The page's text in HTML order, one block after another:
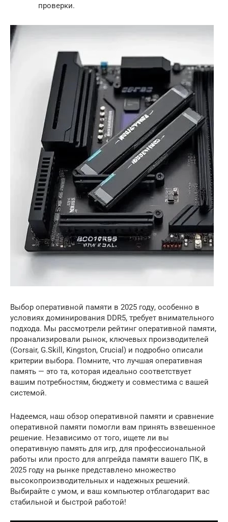
проверки.
Выбор оперативной памяти в 2025 году, особенно в
условиях доминирования DDR5, требует внимательного
подхода. Мы рассмотрели рейтинг оперативной памяти,
проанализировали рынок, ключевых производителей
(Corsair, G.Skill, Kingston, Crucial) и подробно описали
критерии выбора. Помните, что лучшая оперативная
память — это та, которая идеально соответствует
вашим потребностям, бюджету и совместима с вашей
системой.
Надеемся, наш обзор оперативной памяти и сравнение
оперативной памяти помогли вам принять взвешенное
решение. Независимо от того, ищете ли вы
оперативную память для игр, для профессиональной
работы или просто для апгрейда памяти вашего ПК, в
2025 году на рынке представлено множество
высокопроизводительных и надежных решений.
Выбирайте с умом, и ваш компьютер отблагодарит вас
стабильной и быстрой работой!